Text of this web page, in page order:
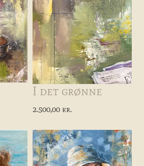
I det grønne
2.500,00 kr.